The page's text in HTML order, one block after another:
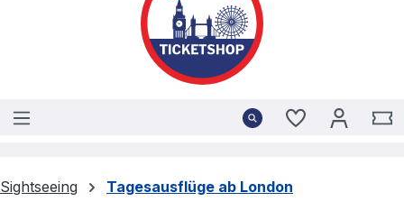
Du hast 0
Sightseeing Tagesausflüge ab London